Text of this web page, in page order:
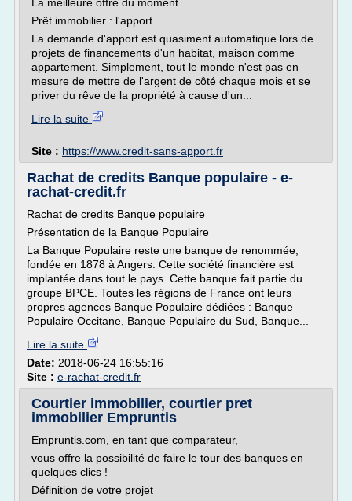
Prêt immobilier : l'apport
La demande d'apport est quasiment automatique lors de
projets de financements d'un habitat, maison comme
appartement. Simplement, tout le monde n'est pas en
mesure de mettre de l'argent de côté chaque mois et se
priver du rêve de la propriété à cause d'un...
Lire la suite
Site : https://www.credit-sans-apport.fr
Rachat de credits Banque populaire - e-
rachat-credit.fr
Rachat de credits Banque populaire
Présentation de la Banque Populaire
La Banque Populaire reste une banque de renommée,
fondée en 1878 à Angers. Cette société financière est
implantée dans tout le pays. Cette banque fait partie du
groupe BPCE. Toutes les régions de France ont leurs
propres agences Banque Populaire dédiées : Banque
Populaire Occitane, Banque Populaire du Sud, Banque...
Lire la suite
Date: 2018-06-24 16:55:16
Site : e-rachat-credit.fr
Courtier immobilier, courtier pret
immobilier Empruntis
Empruntis.com, en tant que comparateur,
vous offre la possibilité de faire le tour des banques en
quelques clics !
Définition de votre projet